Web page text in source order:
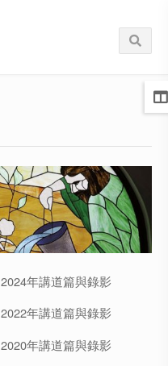
2024年講道篇與錄影
2022年講道篇與錄影
2020年講道篇與錄影